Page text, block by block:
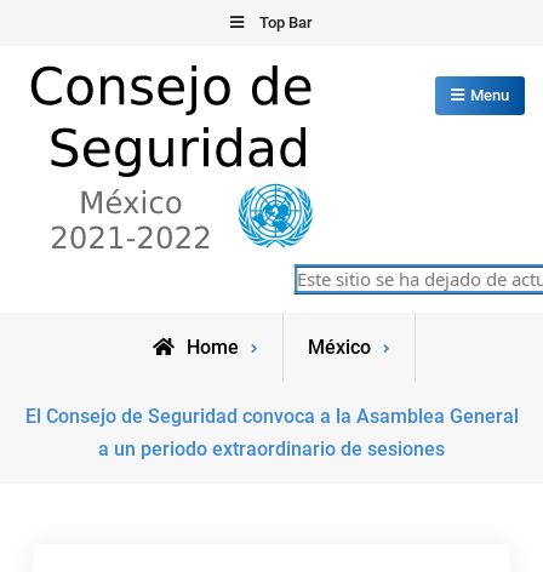
content
Top Bar
Consejo de Seguridad de las
Naciones Unidas
Menu
Este sitio se ha dejado de
Home México
El Consejo de Seguridad convoca a la Asamblea General
a un periodo extraordinario de sesiones